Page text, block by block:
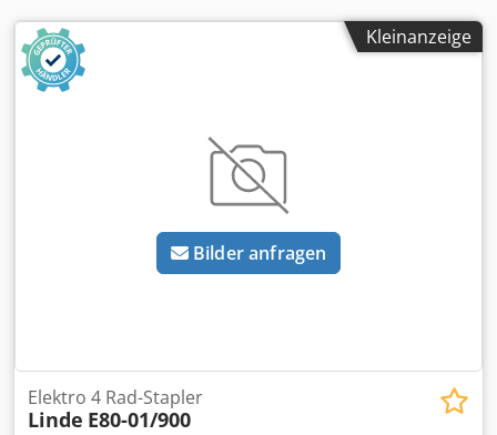
Agtof Schnittstelle BDE
Kleinanzeige
Bilder anfragen
Elektro 4 Rad-Stapler
Linde E80-01/900